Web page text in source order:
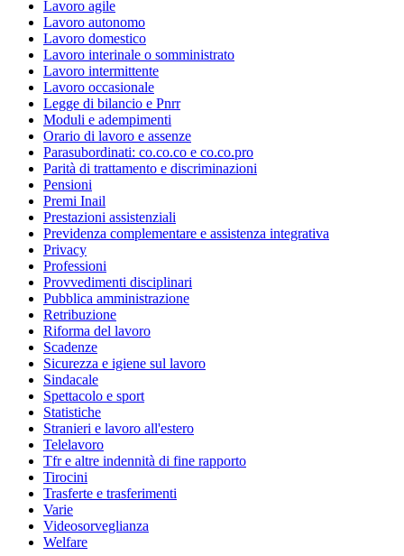
Lavoro agile
Lavoro autonomo
Lavoro domestico
Lavoro interinale o somministrato
Lavoro intermittente
Lavoro occasionale
Legge di bilancio e Pnrr
Moduli e adempimenti
Orario di lavoro e assenze
Parasubordinati: co.co.co e co.co.pro
Parità di trattamento e discriminazioni
Pensioni
Premi Inail
Prestazioni assistenziali
Previdenza complementare e assistenza integrativa
Privacy
Professioni
Provvedimenti disciplinari
Pubblica amministrazione
Retribuzione
Riforma del lavoro
Scadenze
Sicurezza e igiene sul lavoro
Sindacale
Spettacolo e sport
Statistiche
Stranieri e lavoro all'estero
Telelavoro
Tfr e altre indennità di fine rapporto
Tirocini
Trasferte e trasferimenti
Varie
Videosorveglianza
Welfare